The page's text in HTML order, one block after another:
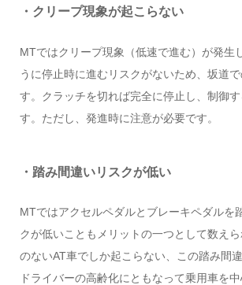
・クリープ現象が起こらない
MTではクリープ現象（低速で進む）が発生
うに停止時に進むリスクがないため、坂道
す。クラッチを切れば完全に停止し、制御
す。ただし、発進時に注意が必要です。
・踏み間違いリスクが低い
MTではアクセルペダルとブレーキペダルを
クが低いこともメリットの一つとして数え
のないAT車でしか起こらない、この踏み間
ドライバーの高齢化にともなって乗用車を